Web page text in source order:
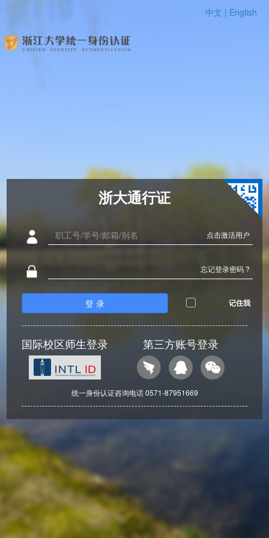
中文 | English
浙大通行证
点击激活用户
忘记登录密码 ?
登 录 记住我
国际校区师生登录 第三方账号登录
统一身份认证咨询电话 0571-87951669